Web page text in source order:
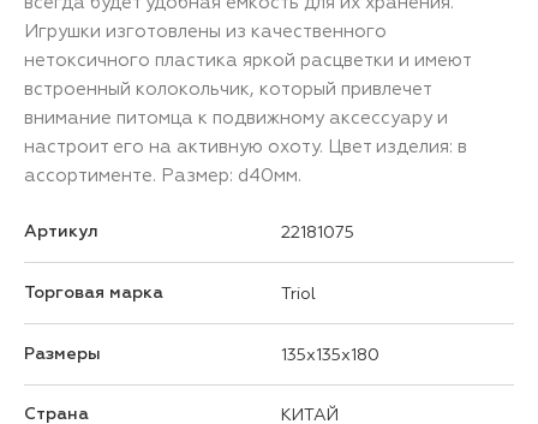
Игрушки изготовлены из качественного
нетоксичного пластика яркой расцветки и имеют
встроенный колокольчик, который привлечет
внимание питомца к подвижному аксессуару и
настроит его на активную охоту. Цвет изделия: в
ассортименте. Размер: d40мм.
Артикул 22181075
Торговая марка Triol
Размеры 135x135x180
Страна КИТАЙ